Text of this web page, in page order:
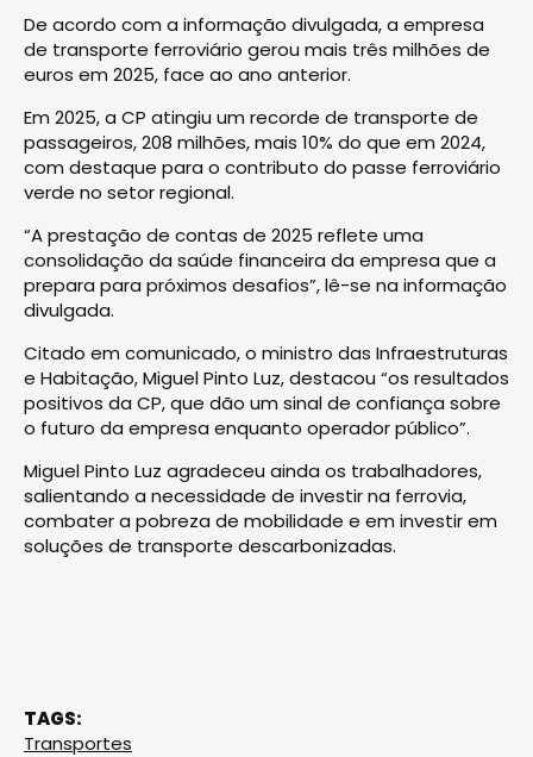
De acordo com a informação divulgada, a empresa
de transporte ferroviário gerou mais três milhões de
euros em 2025, face ao ano anterior.
Em 2025, a CP atingiu um recorde de transporte de
passageiros, 208 milhões, mais 10% do que em 2024,
com destaque para o contributo do passe ferroviário
verde no setor regional.
“A prestação de contas de 2025 reflete uma
consolidação da saúde financeira da empresa que a
prepara para próximos desafios”, lê-se na informação
divulgada.
Citado em comunicado, o ministro das Infraestruturas
e Habitação, Miguel Pinto Luz, destacou “os resultados
positivos da CP, que dão um sinal de confiança sobre
o futuro da empresa enquanto operador público”.
Miguel Pinto Luz agradeceu ainda os trabalhadores,
salientando a necessidade de investir na ferrovia,
combater a pobreza de mobilidade e em investir em
soluções de transporte descarbonizadas.
TAGS:
Transportes